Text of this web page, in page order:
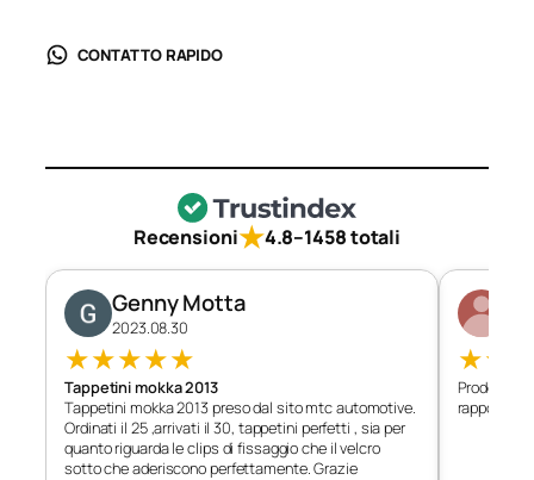
CONTATTO RAPIDO
Recensioni★4.8–1458 totali
Genny Motta
2023.08.30
★★★★★
Tappetini mokka 2013
Tappetini mokka 2013 preso dal sito mtc automotive.
Ordinati il 25 ,arrivati il 30, tappetini perfetti , sia per
quanto riguarda le clips di fissaggio che il velcro
sotto che aderiscono perfettamente. Grazie
★★
Prodotto
rapporto